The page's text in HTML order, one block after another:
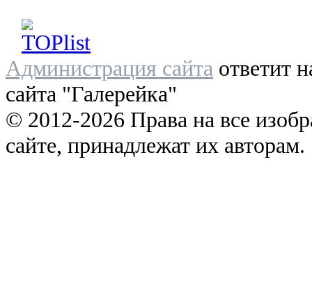
Администрация сайта ответит
сайта "Галерейка"
© 2012-2026 Права на все
сайте, принадлежат их авторам.